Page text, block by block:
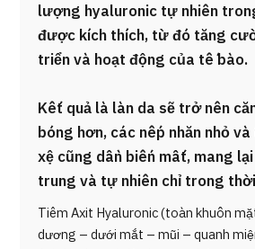
lượng hyaluronic tự nhiên
được kích thích, từ đó tăng
triển và hoạt động của tế bào.
Kết quả là làn da sẽ trở nên
bóng hơn, các nếp nhăn nhỏ
xệ cũng dần biến mất, mang
trung và tự nhiên chỉ trong
Tiêm Axit Hyaluronic (toàn khuôn
dương – dưới mắt – mũi – quanh